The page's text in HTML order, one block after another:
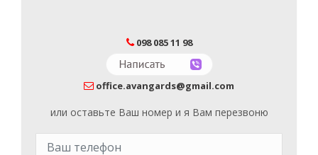
098 085 11 98
office.avangards@gmail.com
или оставьте Ваш номер и я Вам перезвоню